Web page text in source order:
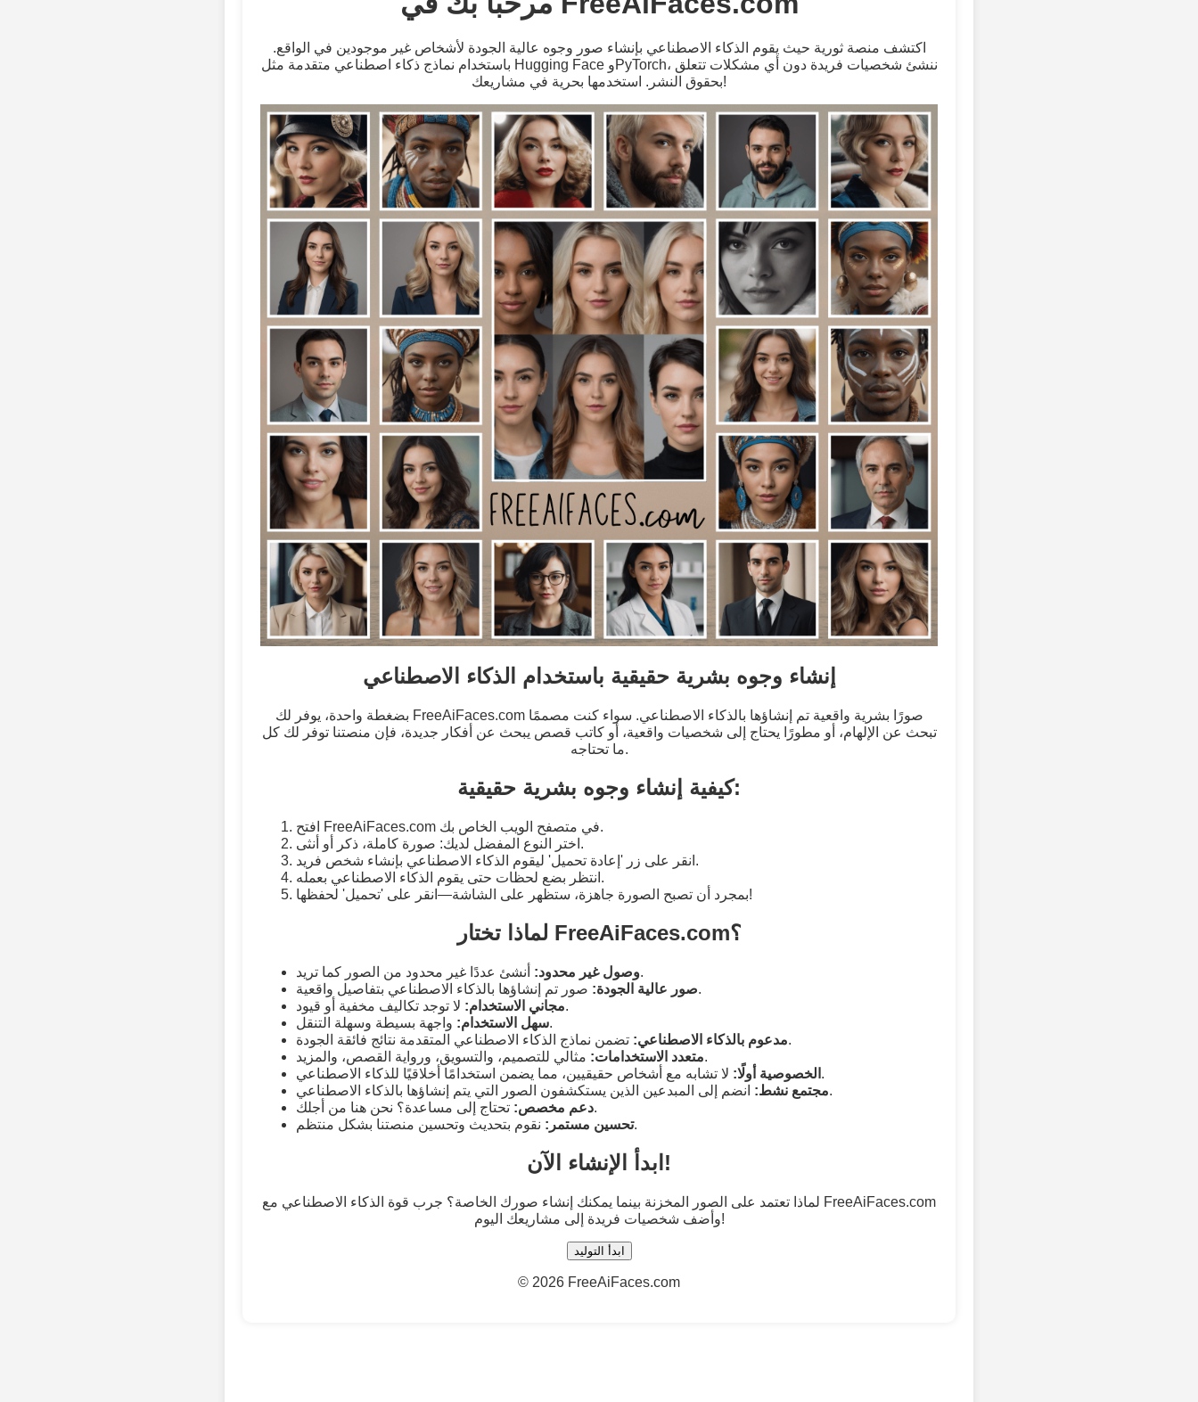
اكتشف منصة ثورية حيث يقوم الذكاء الاصطناعي بإنشاء صور وجوه عالية الجودة لأشخاص غير موجودين في الواقع.
باستخدام نماذج ذكاء اصطناعي متقدمة مثل Hugging Face وPyTorch، ننشئ شخصيات فريدة دون أي مشكلات تتعلق
بحقوق النشر. استخدمها بحرية في مشاريعك!
إنشاء وجوه بشرية حقيقية باستخدام الذكاء الاصطناعي
بضغطة واحدة، يوفر لك FreeAiFaces.com صورًا بشرية واقعية تم إنشاؤها بالذكاء الاصطناعي. سواء كنت مصممًا
تبحث عن الإلهام، أو مطورًا يحتاج إلى شخصيات واقعية، أو كاتب قصص يبحث عن أفكار جديدة، فإن منصتنا توفر لك كل
ما تحتاجه.
كيفية إنشاء وجوه بشرية حقيقية:
افتح FreeAiFaces.com في متصفح الويب الخاص بك.
اختر النوع المفضل لديك: صورة كاملة، ذكر أو أنثى.
انقر على زر 'إعادة تحميل' ليقوم الذكاء الاصطناعي بإنشاء شخص فريد.
انتظر بضع لحظات حتى يقوم الذكاء الاصطناعي بعمله.
بمجرد أن تصبح الصورة جاهزة، ستظهر على الشاشة—انقر على 'تحميل' لحفظها!
لماذا تختار FreeAiFaces.com؟
وصول غير محدود:أنشئ عددًا غير محدود من الصور كما تريد.
صور عالية الجودة:صور تم إنشاؤها بالذكاء الاصطناعي بتفاصيل واقعية.
مجاني الاستخدام:لا توجد تكاليف مخفية أو قيود.
سهل الاستخدام:واجهة بسيطة وسهلة التنقل.
مدعوم بالذكاء الاصطناعي:تضمن نماذج الذكاء الاصطناعي المتقدمة نتائج فائقة الجودة.
متعدد الاستخدامات:مثالي للتصميم، والتسويق، ورواية القصص، والمزيد.
الخصوصية أولًا: لا تشابه مع أشخاص حقيقيين، مما يضمن استخدامًا أخلاقيًا للذكاء الاصطناعي.
مجتمع نشط:انضم إلى المبدعين الذين يستكشفون الصور التي يتم إنشاؤها بالذكاء الاصطناعي.
دعم مخصص:تحتاج إلى مساعدة؟ نحن هنا من أجلك.
تحسين مستمر:نقوم بتحديث وتحسين منصتنا بشكل منتظم.
ابدأ الإنشاء الآن!
لماذا تعتمد على الصور المخزنة بينما يمكنك إنشاء صورك الخاصة؟ جرب قوة الذكاء الاصطناعي مع FreeAiFaces.com
وأضف شخصيات فريدة إلى مشاريعك اليوم!
ابدأ التوليد
© 2026 FreeAiFaces.com